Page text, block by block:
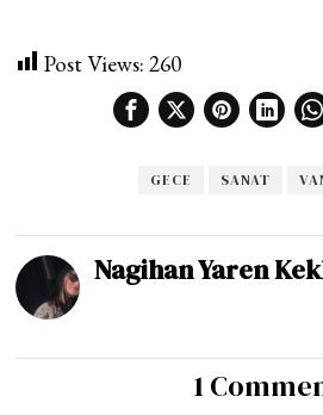
Post Views: 260
GECE SANAT
Nagihan Yaren
1